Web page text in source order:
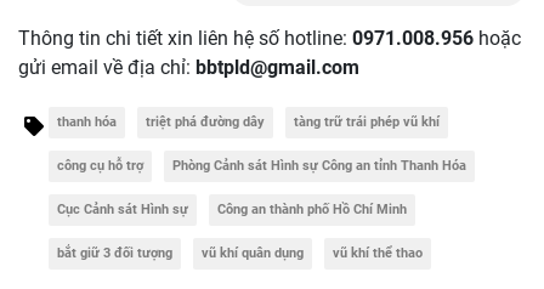
Thông tin chi tiết xin liên hệ số hotline: 0971.008.956 hoặc
gửi email về địa chỉ: bbtpld@gmail.com
thanh hóa triệt phá đường dây tàng trữ trái phép vũ khí
công cụ hỗ trợ Phòng Cảnh sát Hình sự Công an tỉnh Thanh Hóa
Cục Cảnh sát Hình sự Công an thành phố Hồ Chí Minh
bắt giữ 3 đối tượng vũ khí quân dụng vũ khí thể thao